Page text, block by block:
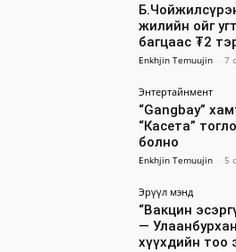
жилийн ойг
багцаас ₮2
Enkhjin Temuujin - 7
Энтертайнмент
“Gangbay”
“Касета”
болно
Enkhjin Temuujin - 5
Эрүүл мэнд
“Вакцин
—
хүүхдийн тоо